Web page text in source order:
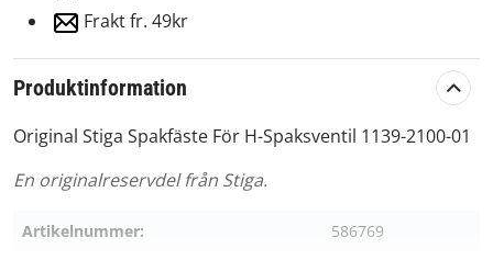
Frakt fr. 49kr
Produktinformation
Original Stiga Spakfäste För H-Spaksventil 1139-2100-01
En originalreservdel från Stiga.
Artikelnummer:
586769